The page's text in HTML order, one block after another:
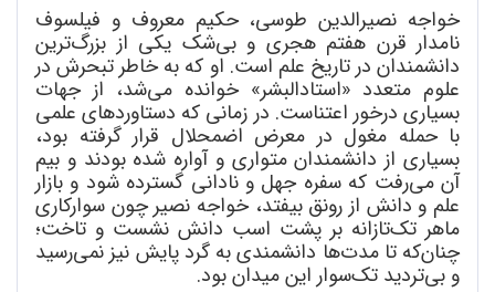
خواجه نصیرالدین طوسی، حکیم معروف و فیلسوف
نامدار قرن هفتم هجری و بیشک یکی از بزرگترین
دانشمندان در تاریخ علم است. او که به خاطر تبحرش در
علوم متعدد «استادالبشر» خوانده میشد، از جهات
بسیاری درخور اعتناست. در زمانی که دستاوردهای علمی
با حمله مغول در معرض اضمحلال قرار گرفته بود،
بسیاری از دانشمندان متواری و آواره شده بودند و بیم
آن میرفت که سفره جهل و نادانی گسترده شود و بازار
علم و دانش از رونق بیفتد، خواجه نصیر چون سوارکاری
ماهر تکتازانه بر پشت اسب دانش نشست و تاخت؛
چنانکه تا مدتها دانشمندی به گرد پایش نیز نمیرسید
و بیتردید تکسوار این میدان بود.